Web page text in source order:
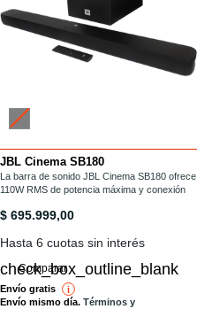
JBL Cinema SB180
/barras-de-sonido/SB180.html
La barra de sonido JBL Cinema SB180 ofrece
110W RMS de potencia máxima y conexión
/barras-de-sonido/SB180.html
$ 695.999,00
Installments
Hasta 6 cuotas sin interés
Comparar
Envío gratis i reference
Envío mismo día. Términos y